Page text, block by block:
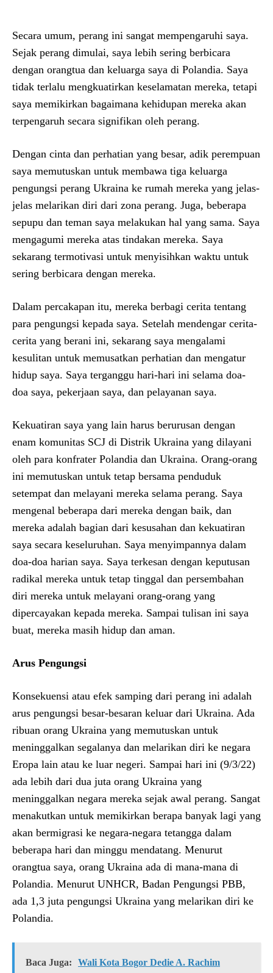
Secara umum, perang ini sangat mempengaruhi saya.
Sejak perang dimulai, saya lebih sering berbicara
dengan orangtua dan keluarga saya di Polandia. Saya
tidak terlalu mengkuatirkan keselamatan mereka, tetapi
saya memikirkan bagaimana kehidupan mereka akan
terpengaruh secara signifikan oleh perang.
Dengan cinta dan perhatian yang besar, adik perempuan
saya memutuskan untuk membawa tiga keluarga
pengungsi perang Ukraina ke rumah mereka yang jelas-
jelas melarikan diri dari zona perang. Juga, beberapa
sepupu dan teman saya melakukan hal yang sama. Saya
mengagumi mereka atas tindakan mereka. Saya
sekarang termotivasi untuk menyisihkan waktu untuk
sering berbicara dengan mereka.
Dalam percakapan itu, mereka berbagi cerita tentang
para pengungsi kepada saya. Setelah mendengar cerita-
cerita yang berani ini, sekarang saya mengalami
kesulitan untuk memusatkan perhatian dan mengatur
hidup saya. Saya terganggu hari-hari ini selama doa-
doa saya, pekerjaan saya, dan pelayanan saya.
Kekuatiran saya yang lain harus berurusan dengan
enam komunitas SCJ di Distrik Ukraina yang dilayani
oleh para konfrater Polandia dan Ukraina. Orang-orang
ini memutuskan untuk tetap bersama penduduk
setempat dan melayani mereka selama perang. Saya
mengenal beberapa dari mereka dengan baik, dan
mereka adalah bagian dari kesusahan dan kekuatiran
saya secara keseluruhan. Saya menyimpannya dalam
doa-doa harian saya. Saya terkesan dengan keputusan
radikal mereka untuk tetap tinggal dan persembahan
diri mereka untuk melayani orang-orang yang
dipercayakan kepada mereka. Sampai tulisan ini saya
buat, mereka masih hidup dan aman.
Arus Pengungsi
Konsekuensi atau efek samping dari perang ini adalah
arus pengungsi besar-besaran keluar dari Ukraina. Ada
ribuan orang Ukraina yang memutuskan untuk
meninggalkan segalanya dan melarikan diri ke negara
Eropa lain atau ke luar negeri. Sampai hari ini (9/3/22)
ada lebih dari dua juta orang Ukraina yang
meninggalkan negara mereka sejak awal perang. Sangat
menakutkan untuk memikirkan berapa banyak lagi yang
akan bermigrasi ke negara-negara tetangga dalam
beberapa hari dan minggu mendatang. Menurut
orangtua saya, orang Ukraina ada di mana-mana di
Polandia. Menurut UNHCR, Badan Pengungsi PBB,
ada 1,3 juta pengungsi Ukraina yang melarikan diri ke
Polandia.
Baca Juga:
Wali Kota Bogor Dedie A. Rachim